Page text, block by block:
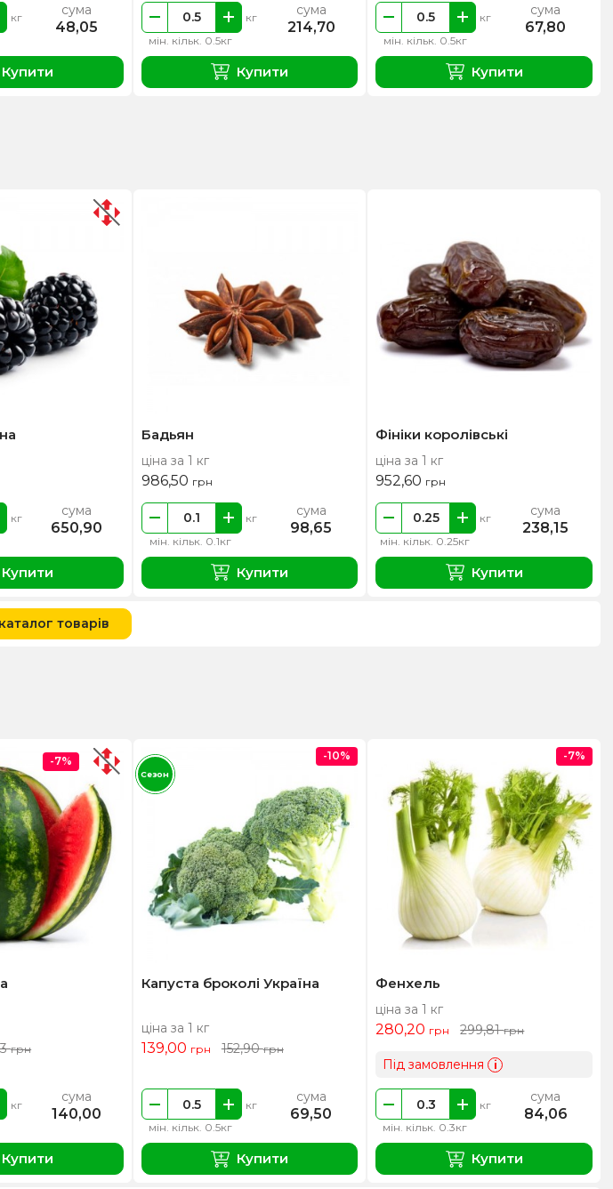
кг сума
48,05
Купити
мін. кільк. 0.5кг
кг сума
214,70
Купити
мін. кільк. 0.5кг
кг сума
67,80
Купити
кг сума
650,90
Купити
Бадьян
ціна за 1 кг
986,50 грн
мін. кільк. 0.1кг
кг сума
98,65
Купити
Фініки королівські
ціна за 1 кг
952,60 грн
мін. кільк. 0.25кг
кг сума
238,15
Купити
товарів
грн
кг сума
140,00
Купити
-7%
Капуста броколі Україна
ціна за 1 кг
139,00 грн 152,90грн
мін. кільк. 0.5кг
кг сума
69,50
Купити
-10%
Сезон
Фенхель
ціна за 1 кг
280,20 грн 299,81грн
Під замовлення i
мін. кільк. 0.3кг
кг сума
84,06
Купити
-7%